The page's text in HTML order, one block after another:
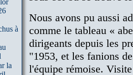
à
la
Nous avons pu aussi
comme le tableau «
dirigeants depuis les
"1953, et les fanions
l'équipe rémoise.